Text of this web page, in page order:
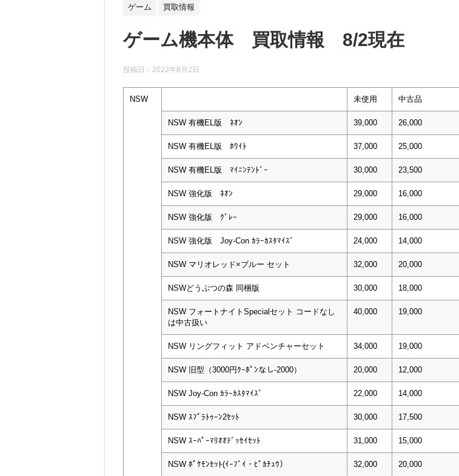
ゲーム 買取情報
ゲーム機本体 買取情報 8/2現在
投稿日： 2022年8月2日
NSW 未使用 中古品
NSW 有機EL版 ﾈｵﾝ 39,000 26,000
NSW 有機EL版 ﾎﾜｲﾄ 37,000 25,000
NSW 有機EL版 ﾏｲﾆﾝﾃﾝﾄﾞｰ 30,000 23,500
NSW 強化版 ﾈｵﾝ 29,000 16,000
NSW 強化版 ｸﾞﾚｰ 29,000 16,000
NSW 強化版 Joy-Con ｶﾗｰｶｽﾀﾏｲｽﾞ 24,000 14,000
NSW マリオレッド×ブルー セット 32,000 20,000
NSWどうぶつの森 同梱版 30,000 18,000
NSW フォートナイトSpecialセット コードなし
は中古扱い
40,000 19,000
NSW リングフィット アドベンチャーセット 34,000 19,000
NSW 旧型（3000円ｸｰﾎﾟﾝなし-2000） 20,000 12,000
NSW Joy-Con ｶﾗｰｶｽﾀﾏｲｽﾞ 22,000 14,000
NSW ｽﾌﾟﾗﾄｩｰﾝ2ｾｯﾄ 30,000 17,500
NSW ｽｰﾊﾟｰﾏﾘｵｵﾃﾞｯｾｲｾｯﾄ 31,000 15,000
NSW ﾎﾟｹﾓﾝｾｯﾄ(ｲｰﾌﾞｲ・ﾋﾟｶﾁｭｳ） 32,000 20,000